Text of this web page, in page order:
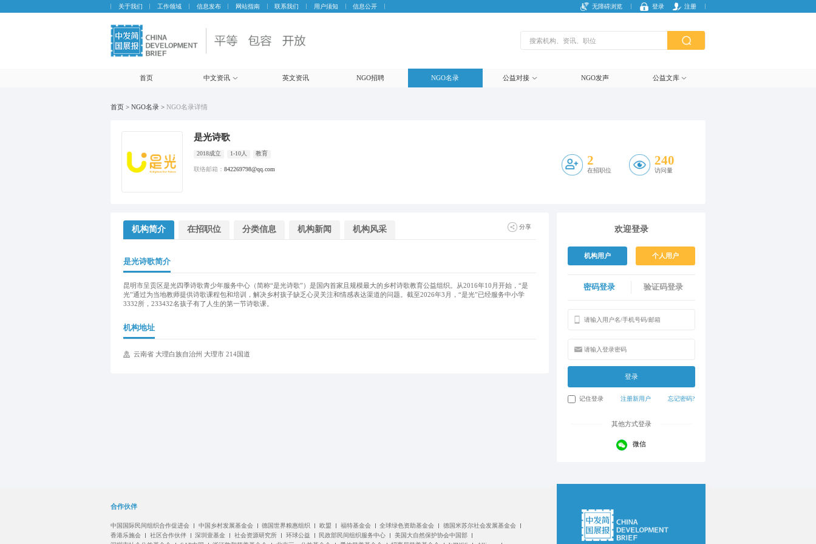
关于我们 工作领域 信息发布 网站指南 联系我们 用户须知 信息公开 无障碍浏览 登录 注册
首页 中文资讯 英文资讯 NGO招聘 NGO名录 公益对接 NGO发声 公益文库
首页 > NGO名录 > NGO名录详情
是光诗歌
2018成立 1-10人 教育
联络邮箱：842269798@qq.com
2
在招职位
240
访问量
机构简介 在招职位 分类信息 机构新闻 机构风采 分享
复制链接
是光诗歌简介
昆明市呈贡区是光四季诗歌青少年服务中心（简称“是光诗歌”）是国内首家且规模最大的乡村诗歌教育公益组织。从2016年10月开始，“是
光”通过为当地教师提供诗歌课程包和培训，解决乡村孩子缺乏心灵关注和情感表达渠道的问题。截至2026年3月，“是光”已经服务中小学
3332所，233432名孩子有了人生的第一节诗歌课。
机构地址
云南省 大理白族自治州 大理市 214国道
欢迎登录
机构用户 个人用户
密码登录 验证码登录
登录
记住登录 注册新用户 忘记密码?
其他方式登录
微信
合作伙伴
中国国际民间组织合作促进会 中国乡村发展基金会 德国世界粮惠组织 欧盟 福特基金会 全球绿色资助基金会
德国米苏尔社会发展基金会
香港乐施会
社区合作伙伴 深圳壹基金 社会资源研究所 环球公益 民政部民间组织服务中心
美国大自然保护协会中国部